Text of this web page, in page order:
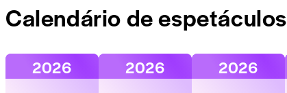
Calendário de espetáculos
2026
2026
2026